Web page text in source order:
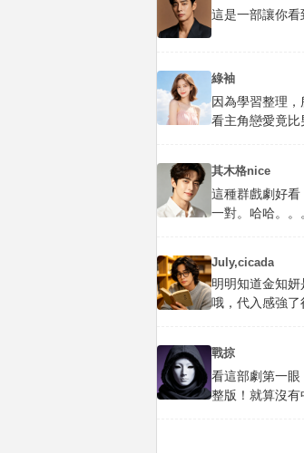
這是一部讓你看
綠袖
因為學習整理
看主角戀愛竟比
其木格nice
這種群戲劇好
一對。哈哈。。
July,cicada
明明知道金知
哦，代入感強
戰掠
看這部劇第一
整版！就算沒